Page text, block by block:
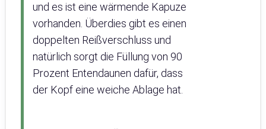
und es ist eine wärmende Kapuze
vorhanden. Überdies gibt es einen
doppelten Reißverschluss und
natürlich sorgt die Füllung von 90
Prozent Entendaunen dafür, dass
der Kopf eine weiche Ablage hat.